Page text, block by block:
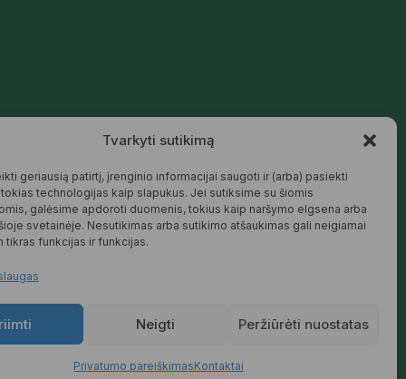
Tvarkyti sutikimą
geriausią patirtį, įrenginio informacijai saugoti ir (arba) pasiekti
technologijas kaip slapukus. Jei sutiksime su šiomis
galėsime apdoroti duomenis, tokius kaip naršymo elgsena arba
svetainėje. Nesutikimas arba sutikimo atšaukimas gali neigiamai
tikras funkcijas ir funkcijas.
Neigti Peržiūrėti nuostatas
Privatumo pareiškimasKontaktai
apie šeimą, jaukius namus ir harmoningą
draugiškos tiek Jums, tiek gamtai.
SKAITYTI DAUGIAU